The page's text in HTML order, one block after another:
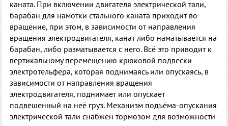
каната. При включении двигателя электрической тали,
барабан для намотки стального каната приходит во
вращение, при этом, в зависимости от направления
вращения электродвигателя, канат либо наматывается на
барабан, либо разматывается с него. Всё это приводит к
вертикальному перемещению крюковой подвески
электротельфера, которая поднимаясь или опускаясь, в
зависимости от направления вращения
электродвигателя, поднимает или опускает
подвешенный на неё груз. Механизм подъёма-опускания
электрической тали снабжён тормозом для возможности